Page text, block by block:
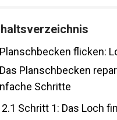
Planschbecken flicken:
Das Planschbecken
Schritte
2.1 Schritt 1: Das Loch